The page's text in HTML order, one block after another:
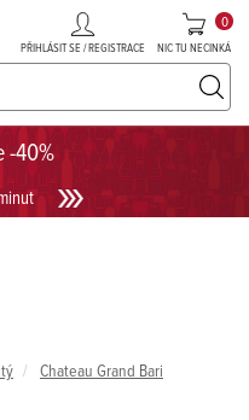
-40%
59 sekund
PŘIHLÁSIT SE / REGISTRACE NIC TU NECINKÁ
0
UKÁZAT PROSECCO
Chateau Grand Bari